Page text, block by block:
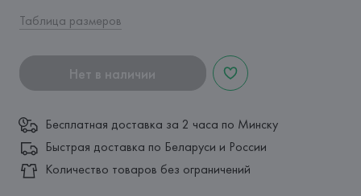
Таблица размеров
Нет в наличии
Бесплатная доставка за 2 часа по Минску
Быстрая доставка по Беларуси и России
Количество товаров без ограничений